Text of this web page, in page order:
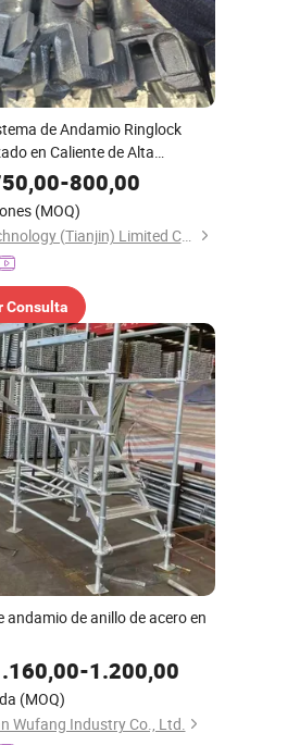
de Andamio Ringlock
en Caliente de Alta
-800,00
(MOQ)
Nord Technology (Tianjin) Limited Company
Consulta
andamio de anillo de acero en
-1.200,00
(MOQ)
Wufang Industry Co., Ltd.